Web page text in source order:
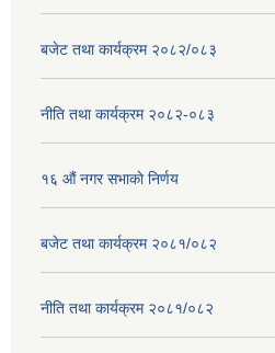
बजेट तथा कार्यक्रम २०८२/०८३
नीति तथा कार्यक्रम २०८२-०८३
१६ ‌औं नगर सभाकाे निर्णय
बजेट तथा कार्यक्रम २०८१/०८२
नीति तथा कार्यक्रम २०८१/०८२